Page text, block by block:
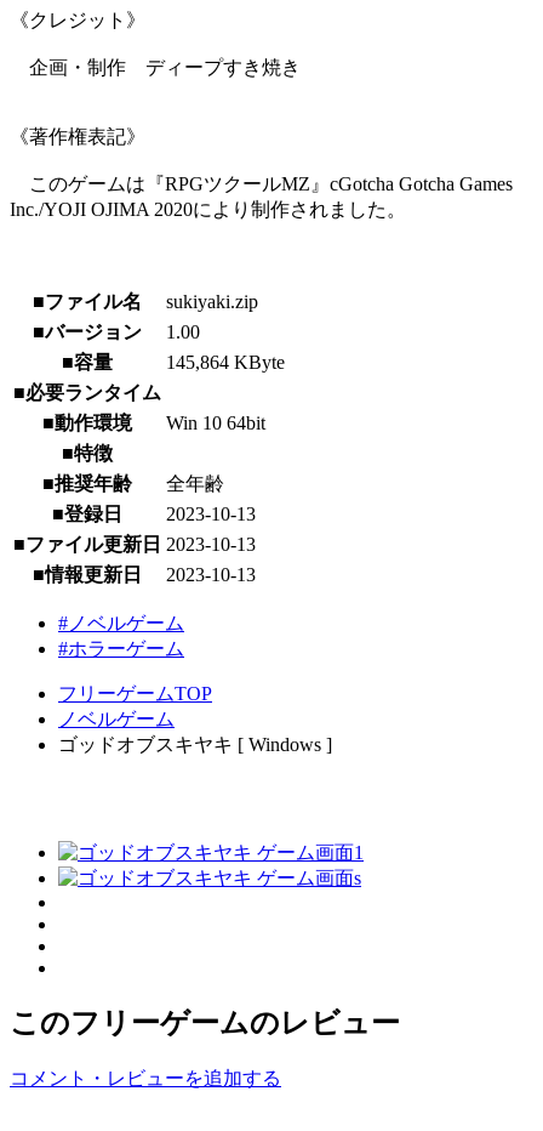
《クレジット》
企画・制作 ディープすき焼き
《著作権表記》
このゲームは『RPGツクールMZ』cGotcha Gotcha Games
Inc./YOJI OJIMA 2020により制作されました。
■ファイル名
sukiyaki.zip
■バージョン
1.00
■容量
145,864 KByte
■必要ランタイム
■動作環境
Win 10 64bit
■特徴
■推奨年齢
全年齢
■登録日
2023-10-13
■ファイル更新日 2023-10-13
■情報更新日
2023-10-13
#ノベルゲーム
#ホラーゲーム
フリーゲームTOP
ノベルゲーム
ゴッドオブスキヤキ [ Windows ]
このフリーゲームのレビュー
コメント・レビューを追加する